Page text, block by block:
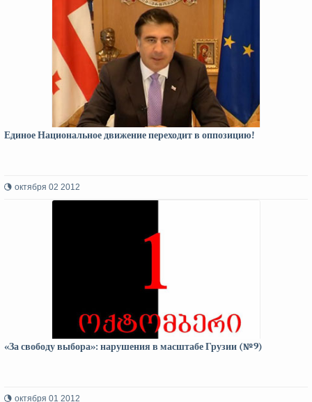
Единое Национальное движение переходит в оппозицию!
октября 02 2012
«За свободу выбора»: нарушения в масштабе Грузии (№9)
октября 01 2012